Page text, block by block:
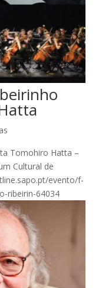
Tomohiro Hatta –
Cultural de
evento/f-
ribeirin-64034